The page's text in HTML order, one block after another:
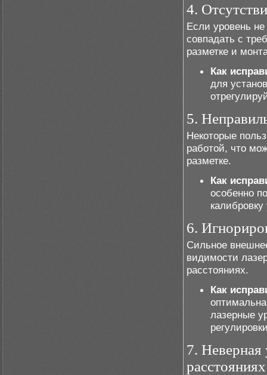
4.
Если уровень
совпадать с
разметке и
Как
для
5.
Некоторые
работой, что
разметке.
Как
особенно
6.
Сильное
видимости
расстояниях.
Как
лазерные
7. Неверная
расстояниях